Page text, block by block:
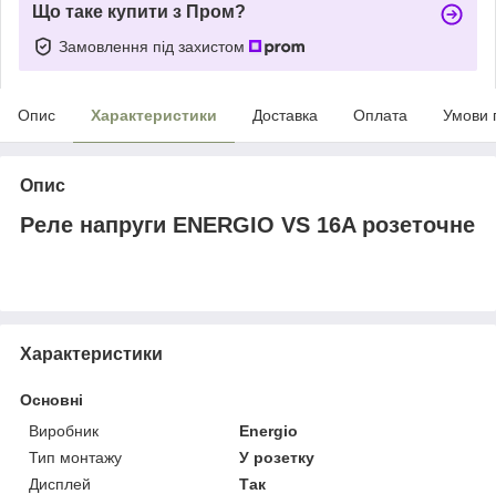
Що таке купити з Пром?
Замовлення під захистом
Опис Характеристики Доставка Оплата Умови
Опис
Реле напруги ENERGIO VS 16A розеточне
Характеристики
Основні
Виробник
Energio
Тип монтажу
У розетку
Дисплей
Так